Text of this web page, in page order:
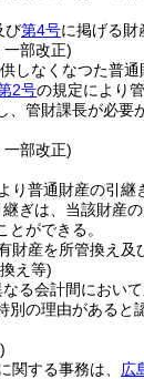
び第4号に掲げる財
部改正)
しなくなつた普通
2号の規定により
、管財課長が必要
部改正)
り普通財産の引継
ぎは、当該財産
とができる。
財産を所管換え及
え等)
る会計間におい
別の理由があると
関する事務は、 広